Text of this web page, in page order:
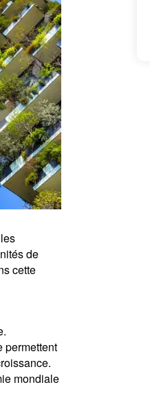
de
cette
permettent
mondiale